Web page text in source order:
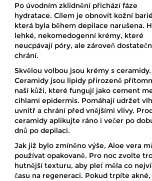
Po úvodním zklidnění přichází fáze
hydratace. Cílem je obnovit kožní
která byla během depilace narušena.
lehké, nekomedogenní krémy, které
neucpávají póry, ale zároveň
chrání.
Skvělou volbou jsou krémy s ceramidy.
Ceramidy jsou lipidy přirozeně
naší kůži, které fungují jako cement
cihlami epidermis. Pomáhají udržet
uvnitř a chrání před vnějšími vlivy.
ceramidy aplikujte ráno i večer po
dnů po depilaci.
Jak již bylo zmíněno výše, Aloe vera
používat opakovaně. Pro noc zvolte
hutnější texturu, aby pleť měla co
času na regeneraci. Pokud trpíte akné,